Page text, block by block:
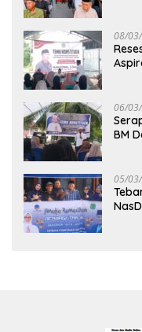
08/
06/
BM
05/